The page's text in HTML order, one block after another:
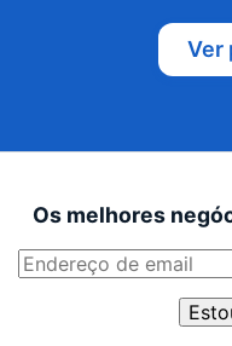
Ver
Os melhores